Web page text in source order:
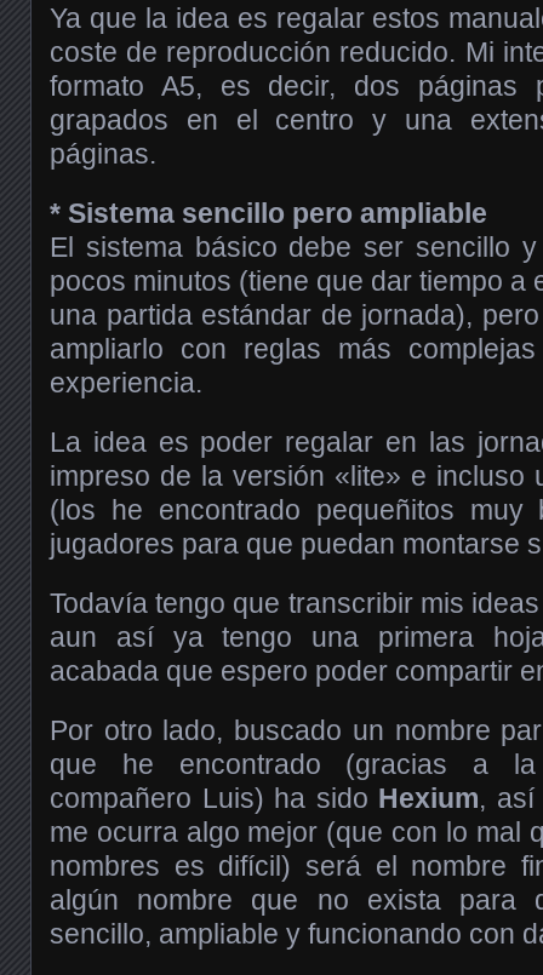
Ya que la idea es regalar estos
coste de reproducción reducido. Mi
formato A5, es decir, dos páginas
grapados en el centro y una
páginas.
* Sistema sencillo pero ampliable
El sistema básico debe ser sencillo
pocos minutos (tiene que dar tiempo a
una partida estándar de jornada),
ampliarlo con reglas más
experiencia.
La idea es poder regalar en las
impreso de la versión «lite» e incluso
(los he encontrado pequeñitos
jugadores para que puedan montarse
Todavía tengo que transcribir mis
aun así ya tengo una primera
acabada que espero poder compartir
Por otro lado, buscado un nombre
que he encontrado (gracias a
compañero Luis) ha sido Hexium, así
me ocurra algo mejor (que con lo mal
nombres es difícil) será el nombre
algún nombre que no exista para
sencillo, ampliable y funcionando con